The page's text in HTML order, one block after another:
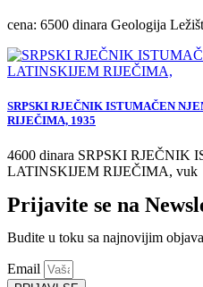
cena: 6500 dinara Geologija
SRPSKI RJEČNIK ISTUMAČEN
RIJEČIMA, 1935
4600 dinara SRPSKI
LATINSKIJEM RIJEČIMA, vuk
Prijavite se na
Budite u toku sa najnovijim
Email